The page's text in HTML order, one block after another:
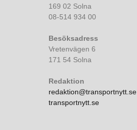
169 02 Solna
08-514 934 00
Besöksadress
Vretenvägen 6
171 54 Solna
Redaktion
redaktion@transportnytt.se
transportnytt.se